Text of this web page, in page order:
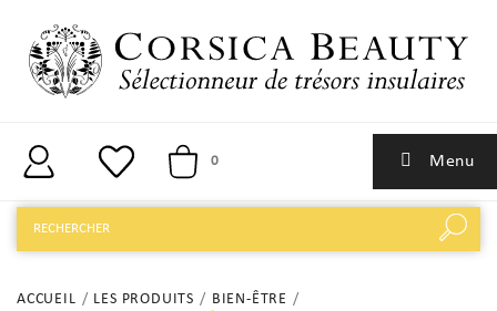
0 Menu
ACCUEIL LES PRODUITS
BIEN-ÊTRE